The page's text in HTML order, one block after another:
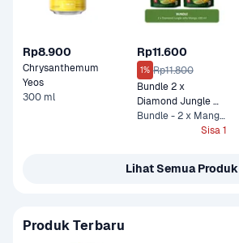
Rp8.900
Chrysanthemum
Yeos
300 ml
Rp11.600
1% Rp11.800
Bundle 2 x
Diamond Jungle
Jelly Mango 100 ml
Bundle - 2 x Mango 100 ml
Sisa 1
Lihat Semua Produk
Produk Terbaru